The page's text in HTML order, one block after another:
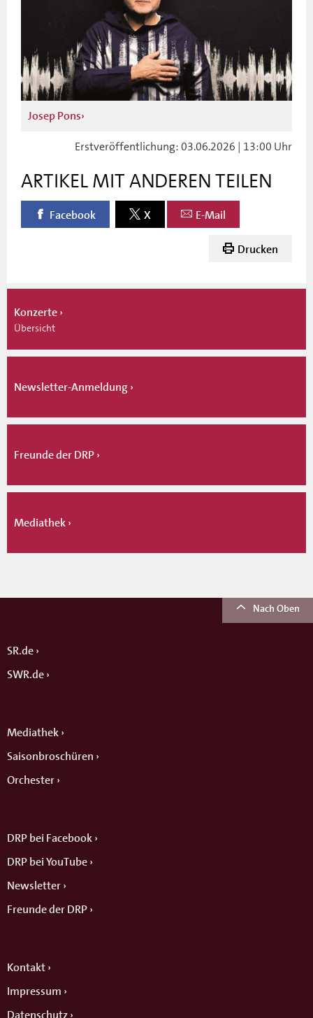
Josep Pons
Erstveröffentlichung: 03.06.2026 | 13:00 Uhr
ARTIKEL MIT ANDEREN TEILEN
Facebook X E-Mail
Drucken
Konzerte
Übersicht
Newsletter-Anmeldung
Freunde der DRP
Mediathek
Nach Oben
SR.de
SWR.de
Mediathek
Saisonbroschüren
Orchester
DRP bei Facebook
DRP bei YouTube
Newsletter
Freunde der DRP
Kontakt
Impressum